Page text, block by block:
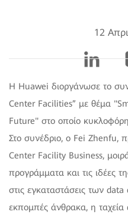
12
Η Huawei διοργάνωσε το
Center Facilities” με θέμα
Future" στο οποίο
Στο συνέδριο, ο Fei Zhenfu,
Center Facility Business,
προγράμματα και τις ιδέες
στις εγκαταστάσεις των
εκπομπές άνθρακα, η